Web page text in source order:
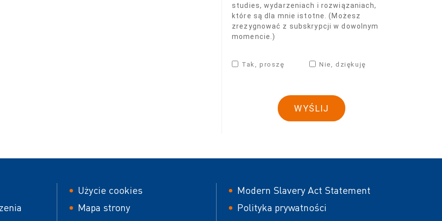
studies, wydarzeniach i rozwiązaniach,
które są dla mnie istotne. (Możesz
zrezygnować z subskrypcji w dowolnym
momencie.)
Tak, proszę Nie, dziękuję
Footer
second
Użycie cookies
Mapa strony
Modern Slavery Act Statement
Polityka prywatności